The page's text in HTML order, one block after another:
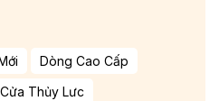
Dòng Cao Cấp
Cửa Thủy Lưc